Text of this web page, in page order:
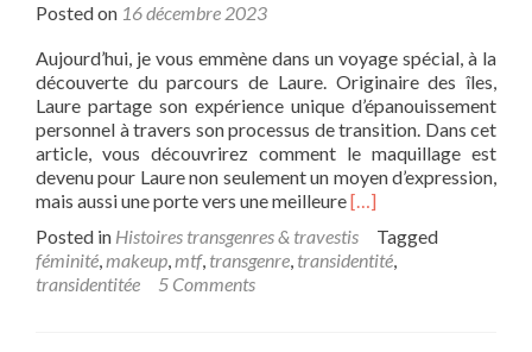
Posted on 16 décembre 2023
Aujourd’hui, je vous emmène dans un voyage spécial, à la
découverte du parcours de Laure. Originaire des îles,
Laure partage son expérience unique d’épanouissement
personnel à travers son processus de transition. Dans cet
article, vous découvrirez comment le maquillage est
devenu pour Laure non seulement un moyen d’expression,
mais aussi une porte vers une meilleureRead
about
Révélation
[…]
Posted in Histoires transgenres & travestis
Tagged
féminité,makeup,mtf, transgenre, transidentité,
transidentitée
5 Comments